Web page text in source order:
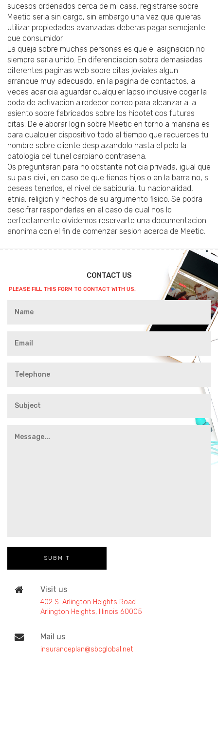
sucesos ordenados cerca de mi casa. registrarse sobre
Meetic seri­a sin cargo, sin embargo una vez que quieras
utilizar propiedades avanzadas deberas pagar semejante
que consumidor.
La queja sobre muchas personas es que el asignacion no
siempre seri­a unido. En diferenciacion sobre demasiadas
diferentes paginas web sobre citas joviales algun
arranque muy adecuado, en la pagina de contactos, a
veces acaricia aguardar cualquier lapso inclusive coger la
boda de activacion alrededor correo para alcanzar a la
asiento sobre fabricados sobre los hipoteticos futuras
citas. De elaborar login sobre Meetic en torno a manana es
para cualquier dispositivo todo el tiempo que recuerdes tu
nombre sobre cliente desplazandolo hasta el pelo la
patologi­a del tunel carpiano contrasena.
Os preguntaran para no obstante noticia privada, igual que
su pais civil, en caso de que tienes hijos o en la barra no, si
deseas tenerlos, el nivel de sabiduria, tu nacionalidad,
etnia, religion y hechos de su argumento fisico. Se podra
descifrar responderlas en el caso de cual nos lo
perfectamente olvidemos reservarte una documentacion
anonima con el fin de comenzar sesion acerca de Meetic.
CONTACT US
PLEASE FILL THIS FORM TO CONTACT WITH US.
Visit us
402 S. Arlington Heights Road
Arlington Heights, Illinois 60005
Mail us
insuranceplan@sbcglobal.net